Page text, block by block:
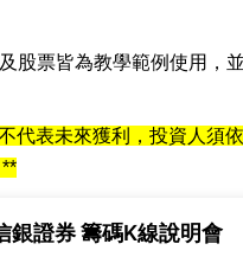
股票皆為教學範例使用，
代表未來獲利，投資人須
銀證券 籌碼K線說明會